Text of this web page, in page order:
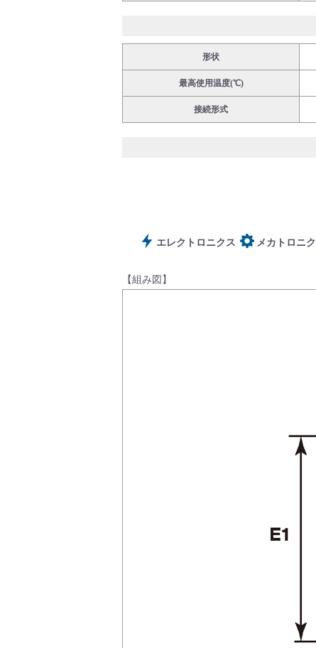
製品カタログダウンロード
よくあるご質問(FAQ)・用語集
形状
最高使用温度(℃)
接続形式
エレクトロニクス メカトロニ
【組み図】